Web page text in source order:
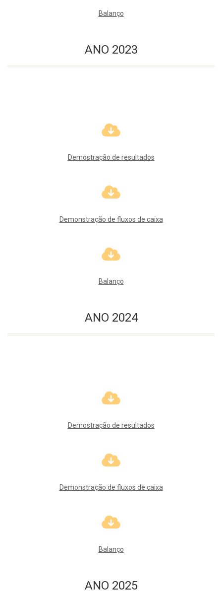
Balanço
ANO 2023
Demostração de resultados
Demonstração de fluxos de caixa
Balanço
ANO 2024
Demostração de resultados
Demonstração de fluxos de caixa
Balanço
ANO 2025